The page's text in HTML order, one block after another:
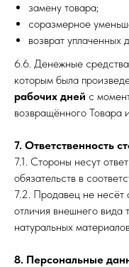
замену товара;
соразмерное
возврат уплаченных
6.6. Денежные
которым была
рабочих дней с
возвращённого Товара
7. Ответственность
7.1. Стороны несут
обязательств в
7.2. Продавец не несёт
отличия внешнего вида
натуральных
8. Персональные